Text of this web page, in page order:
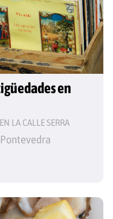
en
LA CALLE SERRA
Pontevedra